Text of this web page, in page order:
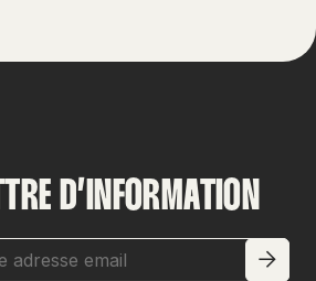
D’INFORMATION